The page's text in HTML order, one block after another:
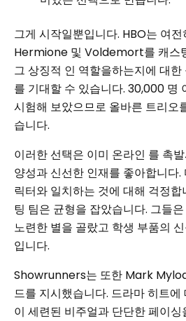
그게 시작일뿐입니다. HBO는 여
Hermione 및 Voldemort를 캐스
그 상징적 인 역할을하는지에 대
를 기대할 수 있습니다. 30,000 명
시험해 보았으므로 올바른 트리오
습니다.
이러한 선택은 이미 온라인 를 촉
양성과 신선한 인재를 좋아합니다.
릭터와 일치하는 것에 대해 걱정합
팅 팀은 균형을 잡았습니다. 그들
노련한 별을 골랐고 학생 부품의
입니다.
Showrunners는 또한 Mark
드를 지시했습니다. 드라마 히트에
이 세련된 비주얼과 단단한 페이